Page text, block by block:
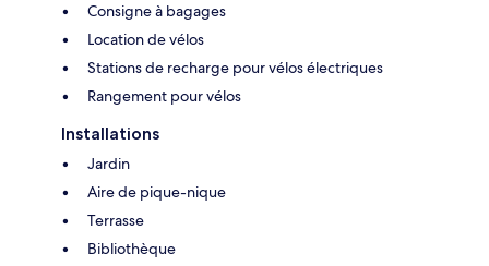
Consigne à bagages
Location de vélos
Stations de recharge pour vélos électriques
Rangement pour vélos
Installations
Jardin
Aire de pique-nique
Terrasse
Bibliothèque